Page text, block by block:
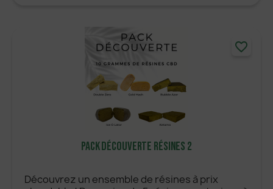
Pack Découverte Résines 2
Découvrez un ensemble de résines à prix
favorite_border